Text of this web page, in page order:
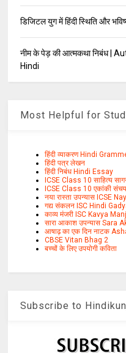
डिजिटल युग में हिंदी स्थिति और
नीम के पेड़ की आत्मकथा निबंध |
Hindi
Most Helpful for
हिंदी व्याकरण Hindi
हिंदी पत्र लेखन
हिंदी निबंध Hindi Essay
ICSE Class 10 साहित्य
ICSE Class 10 एकांकी
नया रास्ता उपन्यास ICSE
गद्य संकलन ISC Hindi
काव्य मंजरी ISC Kavya
सारा आकाश उपन्यास Sara
आषाढ़ का एक दिन नाटक
CBSE Vitan Bhag 2
बच्चों के लिए उपयोगी कविता
Subscribe to